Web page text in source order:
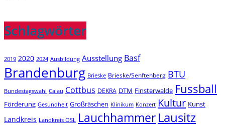
Schlagwörter
2019 2020 2024 Ausbildung Ausstellung Basf
Brandenburg Brieske Brieske/Senftenberg BTU
Bundestagswahl Calau Cottbus DEKRA DTM Finsterwalde Fussball
Förderung Gesundheit Großräschen Klinikum Konzert Kultur Kunst
Landkreis Landkreis OSL LauchhammerLausitz